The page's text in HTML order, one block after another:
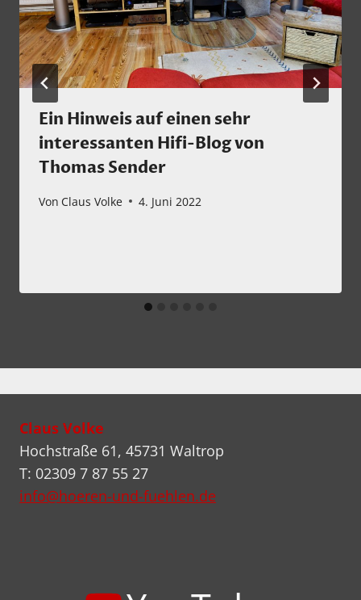
Ein Hinweis auf einen sehr
interessanten Hifi-Blog von
Thomas Sender
Von Claus Volke 4. Juni 2022
Claus Volke
Hochstraße 61, 45731 Waltrop
T: 02309 7 87 55 27
info@hoeren-und-fuehlen.de